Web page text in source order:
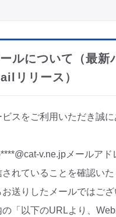
ルについて（最新
リリース）
スをご利用いただき誠
v.ne.jpメールアド
れていることを確認いた
送りしたメールではござ
「以下のURLより、
ス電話
ア
載